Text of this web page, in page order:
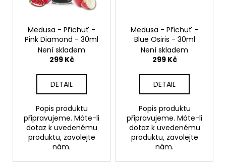
Medusa - Příchuť -
Pink Diamond - 30ml
Není skladem
299 Kč
DETAIL
Popis produktu
připravujeme. Máte-li
dotaz k uvedenému
produktu, zavolejte
nám.
Medusa - Příchuť -
Blue Osiris - 30ml
Není skladem
299 Kč
DETAIL
Popis produktu
připravujeme. Máte-li
dotaz k uvedenému
produktu, zavolejte
nám.